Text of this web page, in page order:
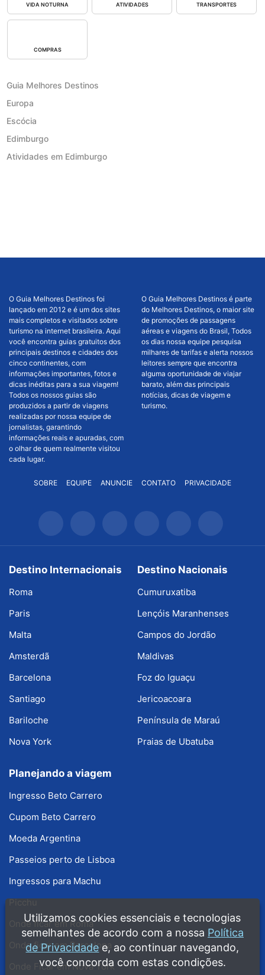
VIDA NOTURNA ATIVIDADES TRANSPORTES
COMPRAS
Guia Melhores Destinos
Europa
Escócia
Edimburgo
Atividades em Edimburgo
O Guia Melhores Destinos foi
lançado em 2012 e é um dos sites
mais completos e visitados sobre
turismo na internet brasileira. Aqui
você encontra guias gratuitos dos
principais destinos e cidades dos
cinco continentes, com
informações importantes, fotos e
dicas inéditas para a sua viagem!
Todos os nossos guias são
produzidos a partir de viagens
realizadas por nossa equipe de
jornalistas, garantindo
informações reais e apuradas, com
o olhar de quem realmente visitou
cada lugar.
O Guia Melhores Destinos é parte
do Melhores Destinos, o maior site
de promoções de passagens
aéreas e viagens do Brasil, Todos
os dias nossa equipe pesquisa
milhares de tarifas e alerta nossos
leitores sempre que encontra
alguma oportunidade de viajar
barato, além das principais
notícias, dicas de viagem e
turismo.
SOBRE EQUIPE ANUNCIE CONTATO PRIVACIDADE
Destino Internacionais
Roma
Paris
Malta
Amsterdã
Barcelona
Santiago
Bariloche
Nova York
Destino Nacionais
Cumuruxatiba
Lençóis Maranhenses
Campos do Jordão
Maldivas
Foz do Iguaçu
Jericoacoara
Península de Maraú
Praias de Ubatuba
Planejando a viagem
Ingresso Beto Carrero
Cupom Beto Carrero
Moeda Argentina
Passeios perto de Lisboa
Ingressos para Machu
Onde ficar em Roma
Onde ficar em Barcelona
Onde Ficar em Nova York
Utilizamos cookies essenciais e tecnologias
semelhantes de acordo com a nossa Política
de Privacidade e, ao continuar navegando,
você concorda com estas condições.